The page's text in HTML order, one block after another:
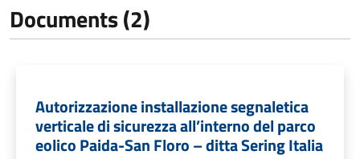
Documents (2)
Autorizzazione installazione segnaletica
verticale di sicurezza all’interno del parco
eolico Paida-San Floro – ditta Sering Italia